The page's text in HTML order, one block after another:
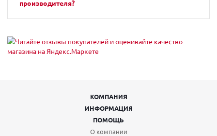
производителя?
КОМПАНИЯ
ИНФОРМАЦИЯ
ПОМОЩЬ
О компании